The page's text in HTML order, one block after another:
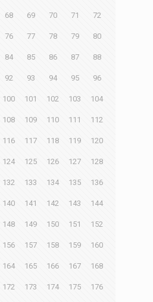
68 69 70 71 72
76 77 78 79 80
84 85 86 87 88
92 93 94 95 96
100 101 102 103 104
108 109 110 111 112
116 117 118 119 120
124 125 126 127 128
132 133 134 135 136
140 141 142 143 144
148 149 150 151 152
156 157 158 159 160
164 165 166 167 168
172 173 174 175 176